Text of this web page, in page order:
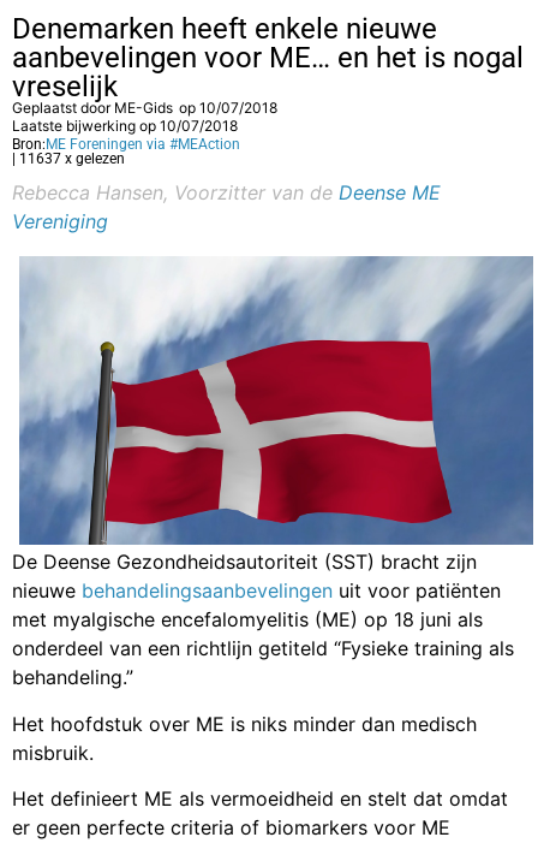
Denemarken heeft enkele nieuwe
aanbevelingen voor ME… en het is nogal
vreselijk
Geplaatst door ME-Gids op 10/07/2018
Laatste bijwerking op 10/07/2018
Bron: ME Foreningen via #MEAction
| 11637 x gelezen
Rebecca Hansen, Voorzitter van de Deense ME
Vereniging
De Deense Gezondheidsautoriteit (SST) bracht zijn
nieuwe behandelingsaanbevelingen uit voor patiënten
met myalgische encefalomyelitis (ME) op 18 juni als
onderdeel van een richtlijn getiteld “Fysieke training als
behandeling.”
Het hoofdstuk over ME is niks minder dan medisch
misbruik.
Het definieert ME als vermoeidheid en stelt dat omdat
er geen perfecte criteria of biomarkers voor ME